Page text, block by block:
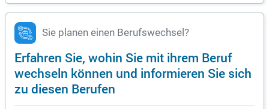
Sie planen einen Berufswechsel?
Erfahren Sie, wohin Sie mit ihrem Beruf
wechseln können und informieren Sie sich
zu diesen Berufen